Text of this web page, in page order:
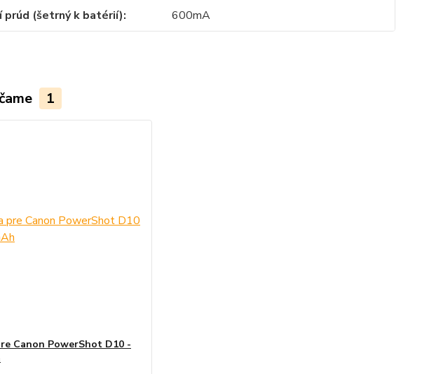
prúd (šetrný k batérií)
600mA
1
Canon PowerShot D10 -